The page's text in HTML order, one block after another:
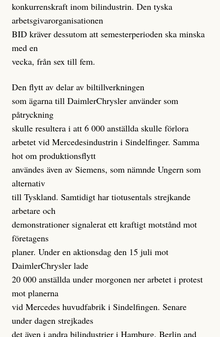
konkurrenskraft inom bilindustrin. Den tyska
arbetsgivarorganisationen
BID kräver dessutom att semesterperioden ska minska
med en
vecka, från sex till fem.
Den flytt av delar av biltillverkningen
som ägarna till DaimlerChrysler använder som
påtryckning
skulle resultera i att 6 000 anställda skulle förlora
arbetet vid Mercedesindustrin i Sindelfinger. Samma
hot om produktionsflytt
användes även av Siemens, som nämnde Ungern som
alternativ
till Tyskland. Samtidigt har tiotusentals strejkande
arbetare och
demonstrationer signalerat ett kraftigt motstånd mot
företagens
planer. Under en aktionsdag den 15 juli mot
DaimlerChrysler lade
20 000 anställda under morgonen ner arbetet i protest
mot planerna
vid Mercedes huvudfabrik i Sindelfingen. Senare
under dagen strejkades
det även i andra bilindustrier i Hamburg, Berlin and